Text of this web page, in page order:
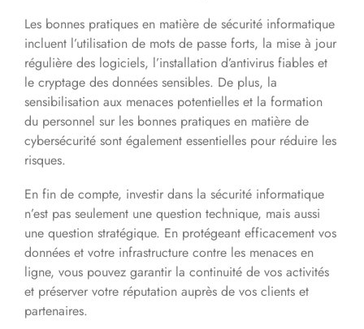
Les bonnes pratiques en matière de sécurité informatique
incluent l’utilisation de mots de passe forts, la mise à jour
régulière des logiciels, l’installation d’antivirus fiables et
le cryptage des données sensibles. De plus, la
sensibilisation aux menaces potentielles et la formation
du personnel sur les bonnes pratiques en matière de
cybersécurité sont également essentielles pour réduire les
risques.
En fin de compte, investir dans la sécurité informatique
n’est pas seulement une question technique, mais aussi
une question stratégique. En protégeant efficacement vos
données et votre infrastructure contre les menaces en
ligne, vous pouvez garantir la continuité de vos activités
et préserver votre réputation auprès de vos clients et
partenaires.